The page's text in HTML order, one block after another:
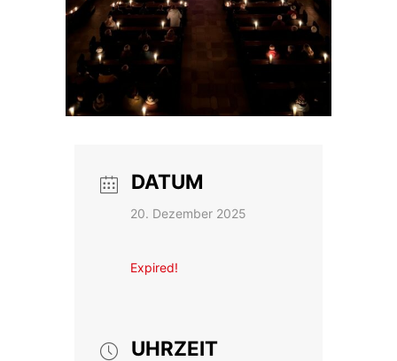
DATUM
20. Dezember 2025
Expired!
UHRZEIT